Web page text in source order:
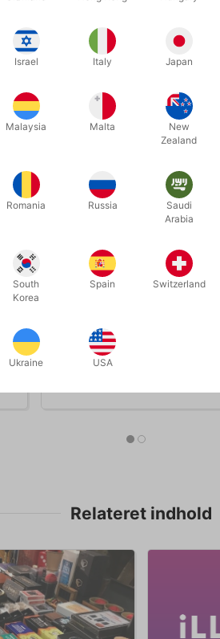
Relaterede produkter
CIRRUS ITR - Carretera
DKK 580,00
Relateret indhold
Israel Italy Japan
Malaysia Malta
New
Zealand
Romania Russia
Saudi
Arabia
South
Korea
Spain Switzerland
Ukraine USA